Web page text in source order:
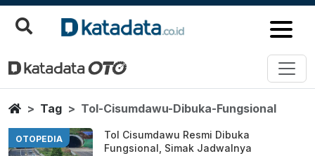
Tol Cisumdawu Dibuka
Berita Terbaru
HomeTag Tol-Cisumdawu-Dibuka-Fungsional
OTOPEDIA
Tol Cisumdawu Resmi Dibuka
Fungsional, Simak Jadwalnya